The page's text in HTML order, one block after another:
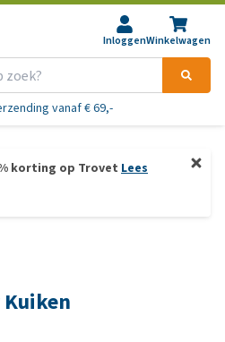
InloggenWinkelwagen
vanaf € 69,-
korting op Trovet Lees